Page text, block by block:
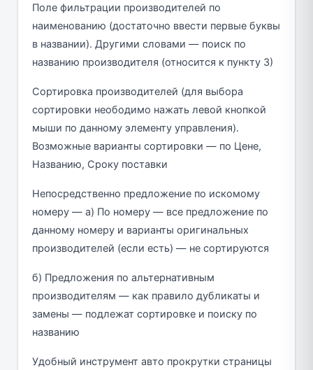
Поле фильтрации производителей по
наименованию (достаточно ввести первые буквы
в названии). Другими словами — поиск по
названию производителя (относится к пункту 3)
Сортировка производителей (для выбора
сортировки неободимо нажать левой кнопкой
мыши по данному элементу управления).
Возможные варианты сортировки — по Цене,
Названию, Сроку поставки
Непосредственно предложение по искомому
номеру — а) По номеру — все предложение по
данному номеру и варианты оригинальных
производителей (если есть) — не сортируются
б) Предложения по альтернативным
производителям — как правило дубликаты и
замены — подлежат сортировке и поиску по
названию
Удобный инструмент авто прокрутки страницы